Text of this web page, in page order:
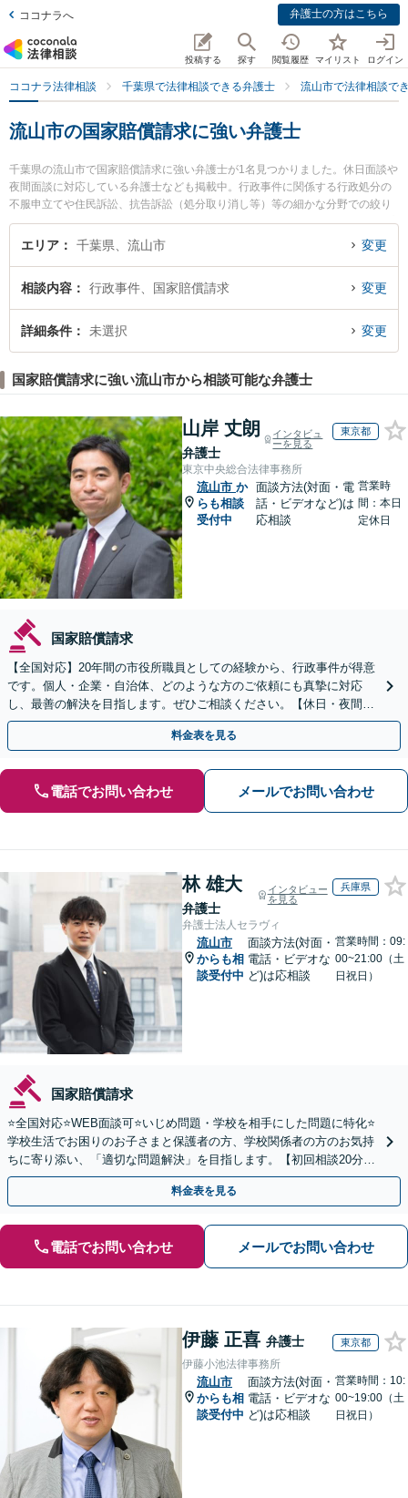
ココナラへ 弁護士の方はこちら
投稿する 探す 閲覧履歴 マイリスト ログイン
ココナラ法律相談 千葉県で法律相談できる弁護士 流山市で法律相談で
流山市の国家賠償請求に強い弁護士
千葉県の流山市で国家賠償請求に強い弁護士が1名見つかりました。休日面談や
夜間面談に対応している弁護士なども掲載中。行政事件に関係する行政処分の
不服申立てや住民訴訟、抗告訴訟（処分取り消し等）等の細かな分野での絞り
込み検索もでき便利です。特にルポながれやま法律事務所の牧田 史弁護士のプ
ロフィール情報や弁護士費用、強みなどが注目されています。『流山市で土日
回相談無料で国家賠償請求を法律相談できる流山市内の弁護士に相談予約した
い』などでお困りの相談者さんにおすすめです。
エリア 千葉県、流山市 変更
相談内容 行政事件、国家賠償請求 変更
詳細条件 未選択 変更
国家賠償請求に強い流山市から相談可能な弁護士
山岸 丈朗
弁護士
インタビュ
ーを見る
東京都
東京中央総合法律事務所
流山市 か
らも相談
受付中
面談方法(対面・電
話・ビデオなど)は
応相談
営業時
間：本日
定休日
国家賠償請求
【全国対応】20年間の市役所職員としての経験から、行政事件が得意
です。個人・企業・自治体、どのような方のご依頼にも真摯に対応
し、最善の解決を目指します。ぜひご相談ください。【休日・夜間相
談可】【ビデオ面談可】【銀座駅1分】
料金表を見る
電話でお問い合わせ メールでお問い合わせ
林 雄大
弁護士
インタビュー
を見る
兵庫県
弁護士法人セラヴィ
流山市
からも相
談受付中
面談方法(対面・
電話・ビデオな
ど)は応相談
営業時間：09:
00~21:00（土
日祝日）
国家賠償請求
⭐️全国対応⭐️WEB面談可⭐️いじめ問題・学校を相手にした問題に特化⭐️
学校生活でお困りのお子さまと保護者の方、学校関係者の方のお気持
ちに寄り添い、「適切な問題解決」を目指します。【初回相談20分無
料】
料金表を見る
電話でお問い合わせ メールでお問い合わせ
伊藤 正喜 弁護士 東京都
伊藤小池法律事務所
流山市
からも相
談受付中
面談方法(対面・
電話・ビデオな
ど)は応相談
営業時間：10:
00~19:00（土
日祝日）